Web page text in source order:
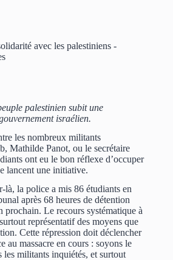
avec les palestiniens -
palestinien subit une
israélien.
les nombreux militants
Mathilde Panot, ou le secrétaire
ont eu le bon réflexe d’occuper
lancent une initiative.
là, la police a mis 86 étudiants en
après 68 heures de détention
Le recours systématique à
représentatif des moyens que
Cette répression doit déclencher
au massacre en cours : soyons le
militants inquiétés, et surtout